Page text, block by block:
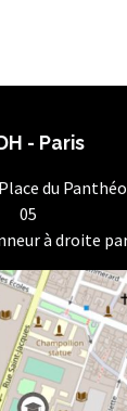
- Paris
du
05
à droite